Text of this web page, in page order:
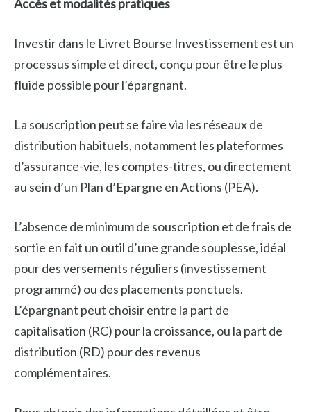
Accès et modalités pratiques
Investir dans le Livret Bourse Investissement est un
processus simple et direct, conçu pour être le plus
fluide possible pour l’épargnant.
La souscription peut se faire via les réseaux de
distribution habituels, notamment les plateformes
d’assurance-vie, les comptes-titres, ou directement
au sein d’un Plan d’Epargne en Actions (PEA).
L’absence de minimum de souscription et de frais de
sortie en fait un outil d’une grande souplesse, idéal
pour des versements réguliers (investissement
programmé) ou des placements ponctuels.
L’épargnant peut choisir entre la part de
capitalisation (RC) pour la croissance, ou la part de
distribution (RD) pour des revenus
complémentaires.